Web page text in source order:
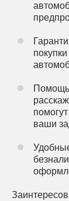
Помощь
ваши